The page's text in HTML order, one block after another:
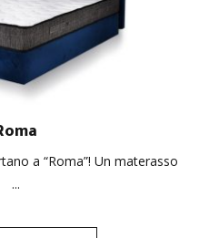
a “Roma”! Un materasso
...